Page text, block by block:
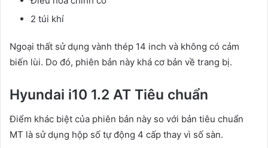
2 túi khí
Ngoại thất sử dụng vành thép 14 inch và không có cảm
biến lùi. Do đó, phiên bản này khá cơ bản về trang bị.
Hyundai i10 1.2 AT Tiêu chuẩn
Điểm khác biệt của phiên bản này so với bản tiêu chuẩn
MT là sử dụng hộp số tự động 4 cấp thay vì số sàn.